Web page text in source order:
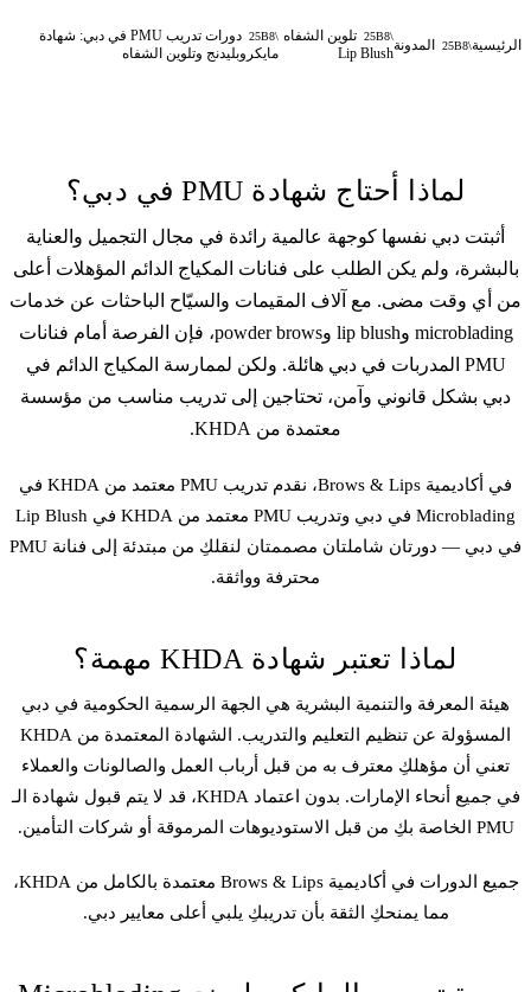
الرئيسية المدونة
تلوين الشفاه
Lip Blush
دورات تدريب PMU في دبي: شهادة
مايكروبليدنج وتلوين الشفاه
لماذا أحتاج شهادة PMU في دبي؟
أثبتت دبي نفسها كوجهة عالمية رائدة في مجال التجميل والعناية
بالبشرة، ولم يكن الطلب على فنانات المكياج الدائم المؤهلات أعلى
من أي وقت مضى. مع آلاف المقيمات والسيّاح الباحثات عن خدمات
microblading وlip blush وpowder brows، فإن الفرصة أمام فنانات
PMU المدربات في دبي هائلة. ولكن لممارسة المكياج الدائم في
دبي بشكل قانوني وآمن، تحتاجين إلى تدريب مناسب من مؤسسة
معتمدة من KHDA.
في أكاديمية Brows & Lips، نقدم تدريب PMU معتمد من KHDA في
Microblading في دبي وتدريب PMU معتمد من KHDA في
Lip Blush
في دبي — دورتان شاملتان مصممتان لنقلكِ من مبتدئة إلى فنانة PMU
محترفة وواثقة.
لماذا تعتبر شهادة KHDA مهمة؟
هيئة المعرفة والتنمية البشرية هي الجهة الرسمية الحكومية في دبي
المسؤولة عن تنظيم التعليم والتدريب. الشهادة المعتمدة من KHDA
تعني أن مؤهلكِ معترف به من قبل أرباب العمل والصالونات والعملاء
في جميع أنحاء الإمارات. بدون اعتماد KHDA، قد لا يتم قبول شهادة الـ
PMU الخاصة بكِ من قبل الاستوديوهات المرموقة أو شركات التأمين.
جميع الدورات في أكاديمية Brows & Lips معتمدة بالكامل من KHDA،
مما يمنحكِ الثقة بأن تدريبكِ يلبي أعلى معايير دبي.